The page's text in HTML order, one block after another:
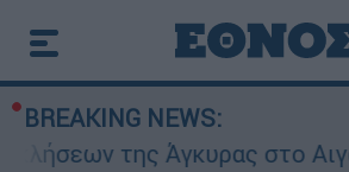
BREAKING NEWS:
Άγκυρας στο Αιγαίο: